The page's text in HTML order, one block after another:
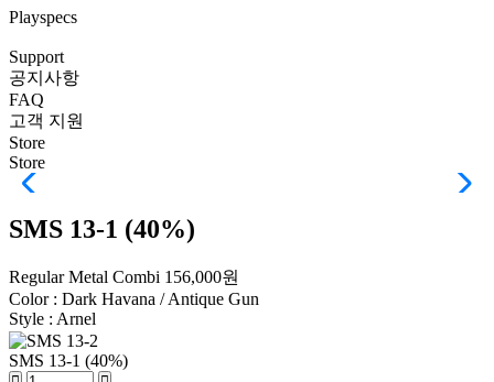
Playspecs
Support
공지사항
FAQ
고객 지원
Store
Store
SMS 13-1 (40%)
Regular Metal Combi 156,000원
Color : Dark Havana / Antique Gun
Style : Arnel
SMS 13-1 (40%)